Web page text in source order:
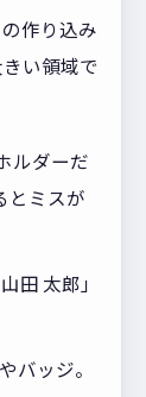
作り込み
い領域で
ルダーだ
とミスが
田 太郎」
やバッジ。